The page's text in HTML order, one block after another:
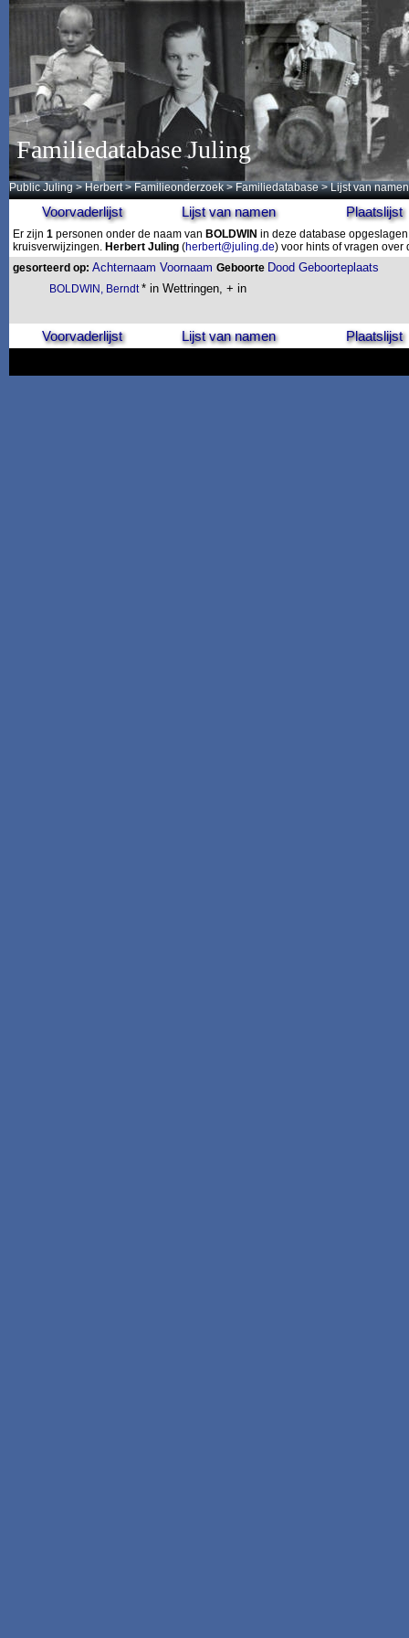
Familiedatabase Juling
Public Juling >Herbert >Familieonderzoek >Familiedatabase > Lijst van namen
Voorvaderlijst Lijst van namen Plaatslijst
Er zijn 1 personen onder de naam van BOLDWIN in deze database
kruisverwijzingen. Herbert Juling (herbert@juling.de) voor hints of vragen
gesorteerd op: Achternaam Voornaam Geboorte Dood Geboorteplaats
BOLDWIN, Berndt* in Wettringen, + in
Voorvaderlijst Lijst van namen Plaatslijst